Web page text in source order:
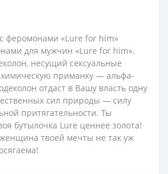
феромонами «Lure for him»
для мужчин «Lure for him».
несущий сексуальные
приманку — альфа-
отдаст в Вашу власть одну
сил природы — силу
притягательности. Ты
бутылочка Lure ценнее золота!
твоей мечты не так уж